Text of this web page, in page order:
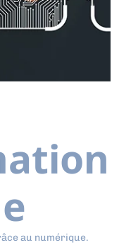
au numérique.